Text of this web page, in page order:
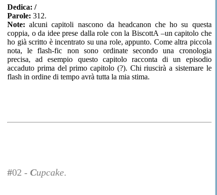
Dedica: /
Parole: 312.
Note: alcuni capitoli nascono da headcanon che ho su questa
coppia, o da idee prese dalla role con la BiscottA –un capitolo che
ho già scritto è incentrato su una role, appunto. Come altra piccola
nota, le flash-fic non sono ordinate secondo una cronologia
precisa, ad esempio questo capitolo racconta di un episodio
accaduto prima del primo capitolo (?). Chi riuscirà a sistemare le
flash in ordine di tempo avrà tutta la mia stima.
#02 - Cupcake.